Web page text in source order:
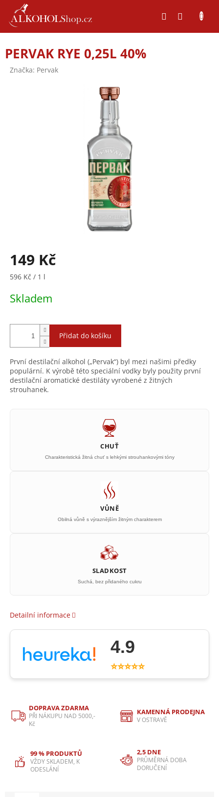
obsah
PERVAK RYE 0,25L 40%
Značka: Pervak
149 Kč
Měrná
596 Kč / 1 l
Skladem
Přidat do košíku
První destilační alkohol („Pervak“) byl mezi našimi předky
populární. K výrobě této speciální vodky byly použity první
destilační aromatické destiláty vyrobené z žitných
strouhanek.
CHUŤ
Charakteristická žitná chuť s lehkými strouhankovými tóny
VŮNĚ
Obilná vůně s výraznějším žitným charakterem
SLADKOST
Suchá, bez přidaného cukru
Detailní informace
4.9
⭐⭐⭐⭐⭐
DOPRAVA ZDARMA
PŘI NÁKUPU NAD 5000,-
Kč
KAMENNÁ PRODEJNA
V OSTRAVĚ
99 % PRODUKTŮ
VŽDY SKLADEM, K
ODESLÁNÍ
2,5 DNE
PRŮMĚRNÁ DOBA
DORUČENÍ